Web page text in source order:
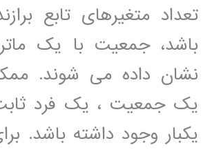
نشان داده می شوند.
یک جمعیت ، یک فرد
یکبار وجود داشته باشد.